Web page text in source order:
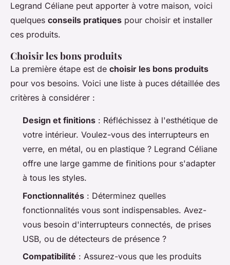
Legrand Céliane peut apporter à votre maison, voici
quelques conseils pratiques pour choisir et installer
ces produits.
Choisir les bons produits
La première étape est de choisir les bons produits
pour vos besoins. Voici une liste à puces détaillée des
critères à considérer :
Design et finitions : Réfléchissez à l'esthétique de
votre intérieur. Voulez-vous des interrupteurs en
verre, en métal, ou en plastique ? Legrand Céliane
offre une large gamme de finitions pour s'adapter
à tous les styles.
Fonctionnalités : Déterminez quelles
fonctionnalités vous sont indispensables. Avez-
vous besoin d'interrupteurs connectés, de prises
USB, ou de détecteurs de présence ?
Compatibilité : Assurez-vous que les produits